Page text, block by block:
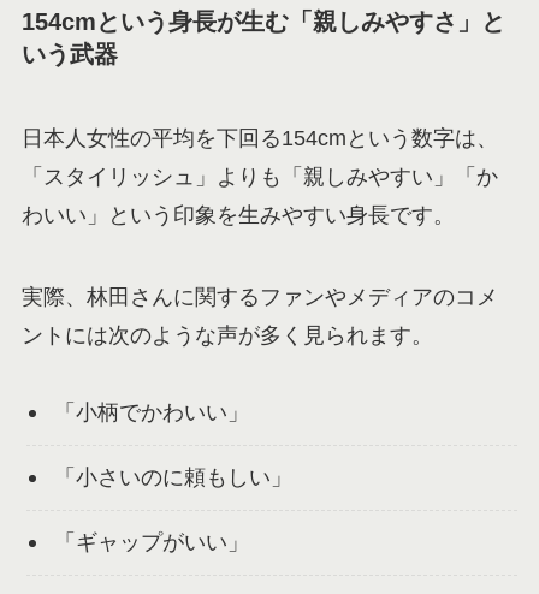
154cmという身長が生む「親しみやすさ」と
いう武器
日本人女性の平均を下回る154cmという数字は、
「スタイリッシュ」よりも「親しみやすい」「か
わいい」という印象を生みやすい身長です。
実際、林田さんに関するファンやメディアのコメ
ントには次のような声が多く見られます。
「小柄でかわいい」
「小さいのに頼もしい」
「ギャップがいい」